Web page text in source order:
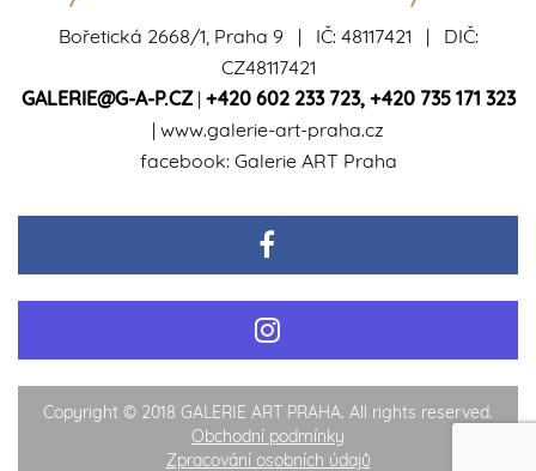
Bořetická 2668/1, Praha 9 | IČ: 48117421 | DIČ:
CZ48117421
GALERIE@G-A-P.CZ| +420 602 233 723, +420 735 171 323
| www.galerie-art-praha.cz
facebook: Galerie ART Praha
Copyright © 2018 GALERIE ART PRAHA. All rights reserved.
Obchodní podmínky
Zpracování osobních údajů